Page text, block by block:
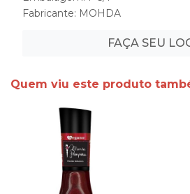
Fabricante: MOHDA
FAÇA SEU
Quem viu este produto